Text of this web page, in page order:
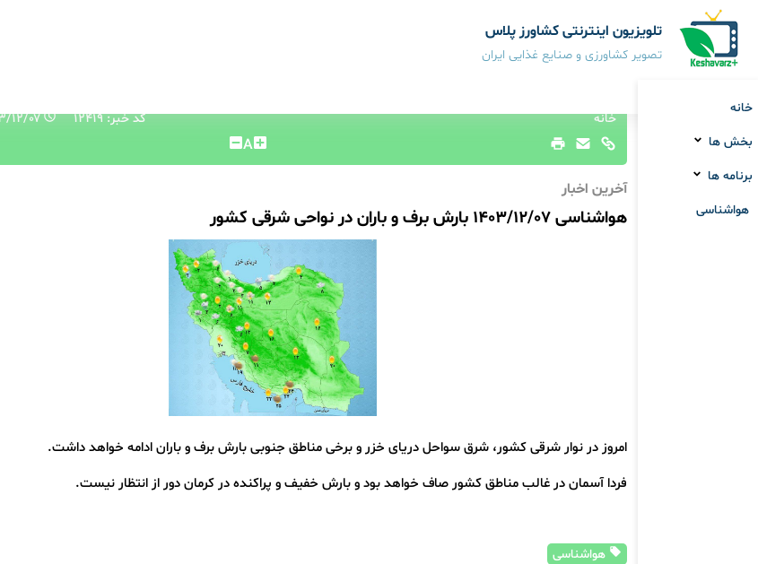
تلویزیون اینترنتی کشاورز پلاس
تصویر کشاورزی و صنایع غذایی ایران
خانه
بخش ها
برنامه ها
هواشناسی
خانه کد خبر: 12419 ۱۴۰۳/۱۲/۰۷ ۰۸:۱۸:۲۳
A
آخرین اخبار
هواشناسی 1403/12/07 بارش برف و باران در نواحی شرقی کشور
امروز در نوار شرقی کشور، شرق سواحل دریای خزر و برخی مناطق جنوبی بارش برف و باران ادامه خواهد داشت.
فردا آسمان در غالب مناطق کشور صاف خواهد بود و بارش خفیف و پراکنده در کرمان دور از انتظار نیست.
هواشناسی